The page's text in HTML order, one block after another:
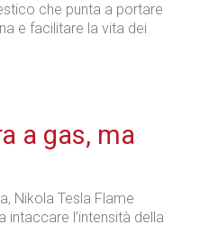
che punta a portare
e facilitare la vita dei
a gas, ma
Nikola Tesla Flame
intaccare l’intensità della